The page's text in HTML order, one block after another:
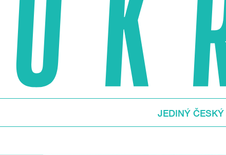
JEDINÝ